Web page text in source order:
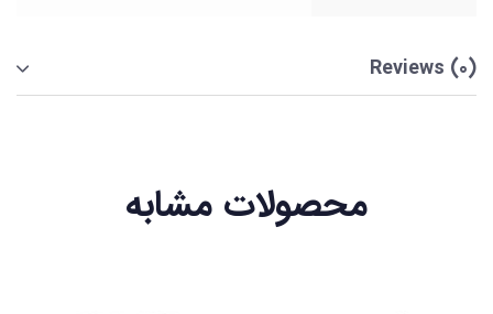
Reviews (0)
محصولات مشابه